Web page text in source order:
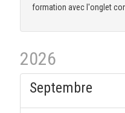
formation avec l'onglet
2026
Septembre